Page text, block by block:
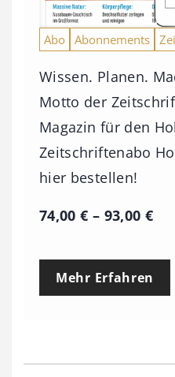
Abo Abonnements
Wissen. Planen.
Motto der
Magazin für den
Zeitschriftenabo
hier bestellen!
74,00€ – 93,00 €P
e
p
Mehr Erfahren